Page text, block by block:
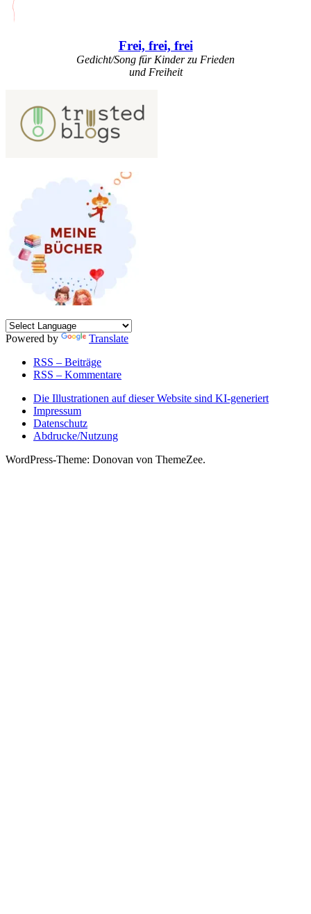
Frei, frei, frei
Gedicht/Song für Kinder zu Frieden
und Freiheit
Powered by
Translate
RSS – Beiträge
RSS – Kommentare
Die Illustrationen auf dieser Website sind KI-generiert
Impressum
Datenschutz
Abdrucke/Nutzung
WordPress-Theme: Donovan von ThemeZee.